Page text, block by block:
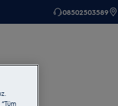
08502503589